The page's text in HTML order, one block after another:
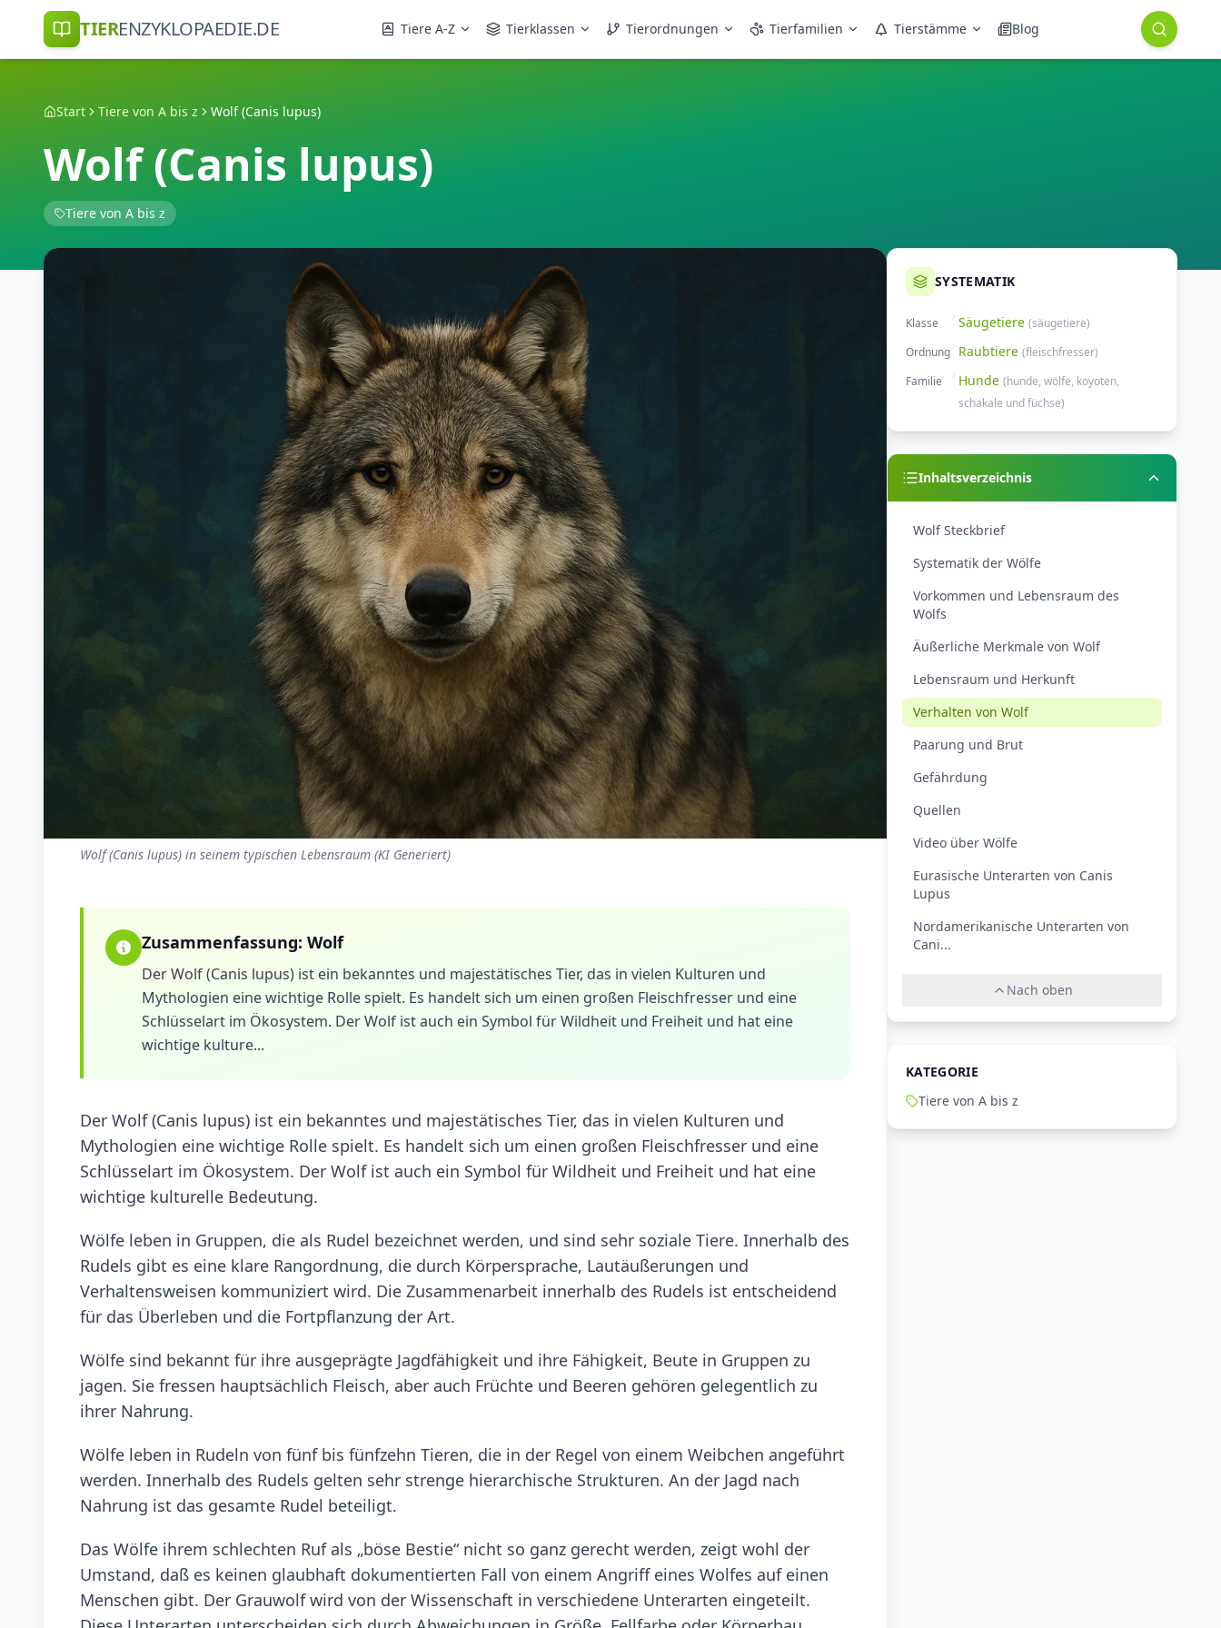
TIERENZYKLOPAEDIE.DE Tiere A-Z Tierklassen Tierordnungen Tierfamilien Tierstämme Blog
Start Tiere von A bis z Wolf (Canis lupus)
Wolf (Canis lupus)
Tiere von A bis z
Wolf (Canis lupus) in seinem typischen Lebensraum (KI Generiert)
Zusammenfassung: Wolf
Der Wolf (Canis lupus) ist ein bekanntes und majestätisches Tier, das in vielen Kulturen und
Mythologien eine wichtige Rolle spielt. Es handelt sich um einen großen Fleischfresser und eine
Schlüsselart im Ökosystem. Der Wolf ist auch ein Symbol für Wildheit und Freiheit und hat eine
wichtige kulture...
Der Wolf (Canis lupus) ist ein bekanntes und majestätisches Tier, das in vielen Kulturen und
Mythologien eine wichtige Rolle spielt. Es handelt sich um einen großen Fleischfresser und eine
Schlüsselart im Ökosystem. Der Wolf ist auch ein Symbol für Wildheit und Freiheit und hat eine
wichtige kulturelle Bedeutung.
Wölfe leben in Gruppen, die als Rudel bezeichnet werden, und sind sehr soziale Tiere. Innerhalb des
Rudels gibt es eine klare Rangordnung, die durch Körpersprache, Lautäußerungen und
Verhaltensweisen kommuniziert wird. Die Zusammenarbeit innerhalb des Rudels ist entscheidend
für das Überleben und die Fortpflanzung der Art.
Wölfe sind bekannt für ihre ausgeprägte Jagdfähigkeit und ihre Fähigkeit, Beute in Gruppen zu
jagen. Sie fressen hauptsächlich Fleisch, aber auch Früchte und Beeren gehören gelegentlich zu
ihrer Nahrung.
Wölfe leben in Rudeln von fünf bis fünfzehn Tieren, die in der Regel von einem Weibchen angeführt
werden. Innerhalb des Rudels gelten sehr strenge hierarchische Strukturen. An der Jagd nach
Nahrung ist das gesamte Rudel beteiligt.
Das Wölfe ihrem schlechten Ruf als „böse Bestie“ nicht so ganz gerecht werden, zeigt wohl der
Umstand, daß es keinen glaubhaft dokumentierten Fall von einem Angriff eines Wolfes auf einen
Menschen gibt. Der Grauwolf wird von der Wissenschaft in verschiedene Unterarten eingeteilt.
SYSTEMATIK
Klasse Säugetiere (säugetiere)
Ordnung Raubtiere (fleischfresser)
Familie
Hunde (hunde, wölfe, koyoten,
schakale und füchse)
Inhaltsverzeichnis
Wolf Steckbrief
Systematik der Wölfe
Vorkommen und Lebensraum des
Wolfs
Äußerliche Merkmale von Wolf
Lebensraum und Herkunft
Verhalten von Wolf
Paarung und Brut
Gefährdung
Quellen
Video über Wölfe
Eurasische Unterarten von Canis
Lupus
Nordamerikanische Unterarten von
Cani...
Nach oben
KATEGORIE
Tiere von A bis z